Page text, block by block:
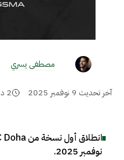
مصطفى يسري
آخر تحديث 9 نوفمبر 2025 2 د
نوفمبر 2025
.